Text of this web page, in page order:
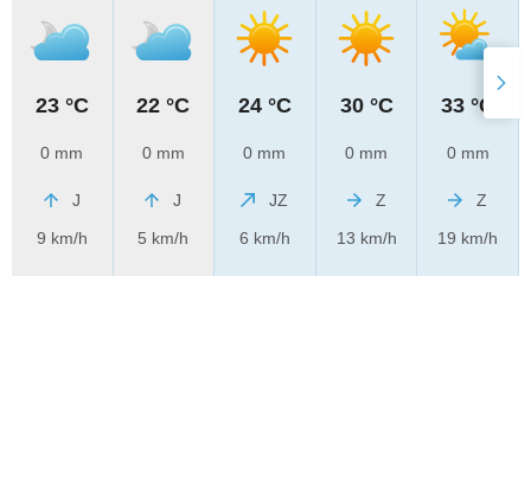
23 °C
0 mm
J
9 km/h
22 °C
0 mm
J
5 km/h
24 °C
0 mm
JZ
6 km/h
30 °C
0 mm
Z
13 km/h
33 °C
0 mm
Z
19 km/h